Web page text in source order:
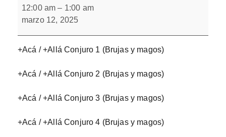
+Allá
Conjuro
12:00 am – 1:00 am
marzo 12, 2025
+Acá / +Allá Conjuro 1 (Brujas y magos)
+Acá / +Allá Conjuro 2 (Brujas y magos)
+Acá / +Allá Conjuro 3 (Brujas y magos)
+Acá / +Allá Conjuro 4 (Brujas y magos)